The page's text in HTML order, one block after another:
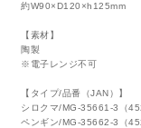
約W90×D120×h125mm
【素材】
陶製
※電子レンジ不可
【タイプ/品番（JAN）】
シロクマ/MG-35661-3（
ペンギン/MG-35662-3（